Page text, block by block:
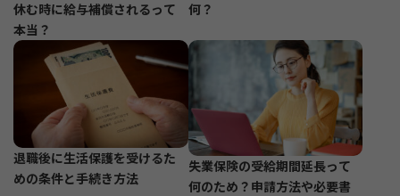
休む時に給与補償されるって
本当？
何？
退職後に生活保護を受けるた
めの条件と手続き方法
失業保険の受給期間延長って
何のため？申請方法や必要書